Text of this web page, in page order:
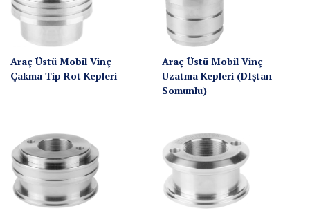
Araç Üstü Mobil Vinç
Çakma Tip Rot Kepleri
Araç Üstü Mobil Vinç
Uzatma Kepleri (DIştan
Somunlu)